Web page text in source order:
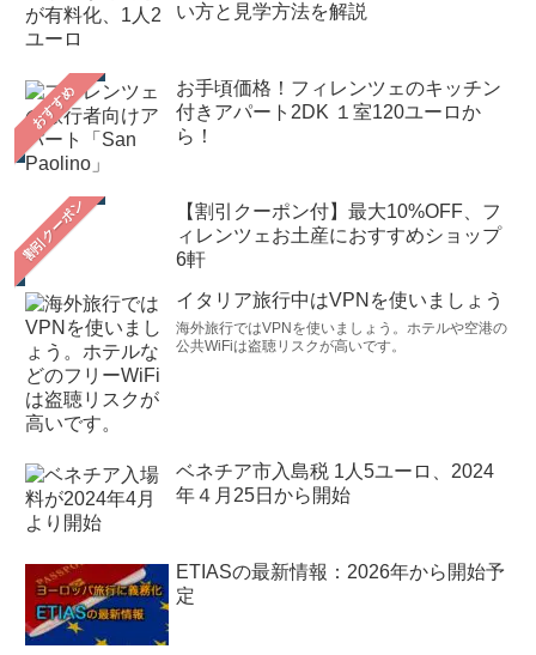
い方と見学方法を解説
おすすめ
お手頃価格！フィレンツェのキッチン
付きアパート2DK １室120ユーロか
ら！
【割引クーポン付】最大10%OFF、フ
ィレンツェお土産におすすめショップ
6軒
イタリア旅行中はVPNを使いましょう
海外旅行ではVPNを使いましょう。ホテルや空港の
公共WiFiは盗聴リスクが高いです。
ベネチア市入島税 1人5ユーロ、2024
年４月25日から開始
ETIASの最新情報：2026年から開始予
定